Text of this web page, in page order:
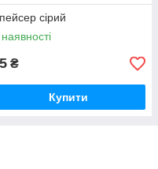
сірий
₴
Купити